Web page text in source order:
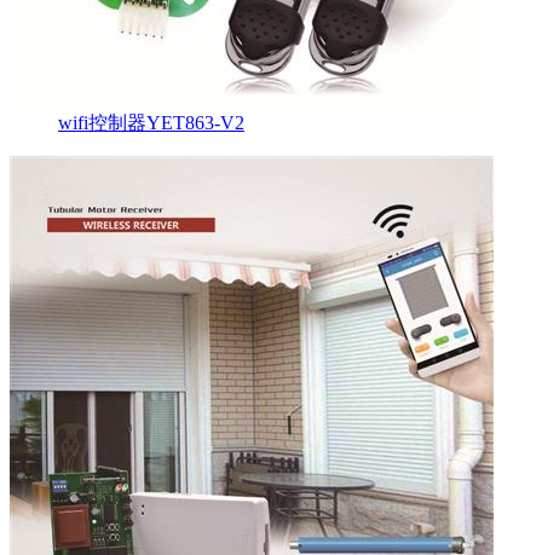
wifi控制器YET863-V2